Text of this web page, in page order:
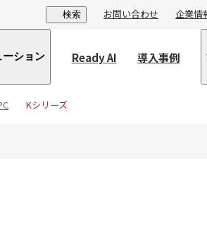
検索 お問い合わせ 企業情
ーション Ready AI 導入事例
Kシリーズ